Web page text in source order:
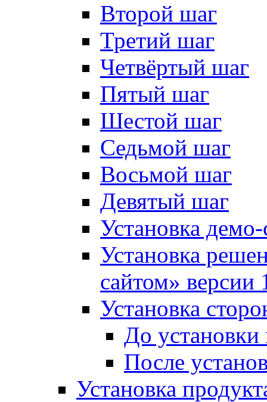
Второй шаг
Третий шаг
Четвёртый шаг
Пятый шаг
Шестой шаг
Седьмой шаг
Восьмой шаг
Девятый шаг
Установка
Установка
сайтом»
Установка
До установки
После
Установка